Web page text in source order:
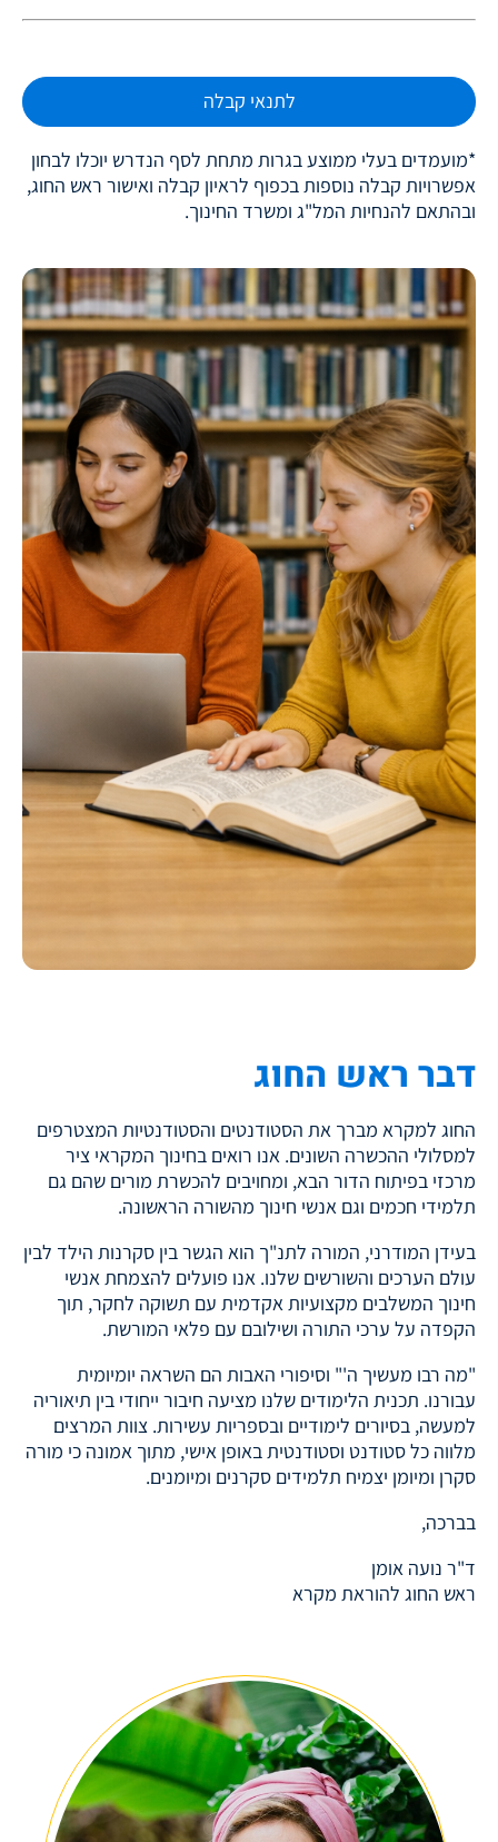
לתנאי קבלה
*מועמדים בעלי ממוצע בגרות מתחת לסף הנדרש יוכלו לבחון
אפשרויות קבלה נוספות בכפוף לראיון קבלה ואישור ראש החוג,
ובהתאם להנחיות המל"ג ומשרד החינוך.
דבר ראש החוג
החוג למקרא מברך את הסטודנטים והסטודנטיות המצטרפים
למסלולי ההכשרה השונים. אנו רואים בחינוך המקראי ציר
מרכזי בפיתוח הדור הבא, ומחויבים להכשרת מורים שהם גם
תלמידי חכמים וגם אנשי חינוך מהשורה הראשונה.
בעידן המודרני, המורה לתנ"ך הוא הגשר בין סקרנות הילד לבין
עולם הערכים והשורשים שלנו. אנו פועלים להצמחת אנשי
חינוך המשלבים מקצועיות אקדמית עם תשוקה לחקר, תוך
הקפדה על ערכי התורה ושילובם עם פלאי המורשת.
"מה רבו מעשיך ה'" וסיפורי האבות הם השראה יומיומית
עבורנו. תכנית הלימודים שלנו מציעה חיבור ייחודי בין תיאוריה
למעשה, בסיורים לימודיים ובספריות עשירות. צוות המרצים
מלווה כל סטודנט וסטודנטית באופן אישי, מתוך אמונה כי מורה
סקרן ומיומן יצמיח תלמידים סקרנים ומיומנים.
בברכה,
ד"ר נועה אומן
ראש החוג להוראת מקרא